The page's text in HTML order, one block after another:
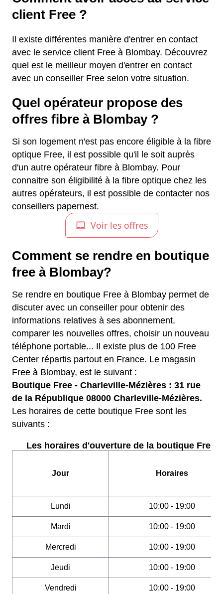
client Free ?
Il existe différentes manière d'entrer en contact
avec le service client Free à Blombay. Découvrez
quel est le meilleur moyen d'entrer en contact
avec un conseiller Free selon votre situation.
Quel opérateur propose des
offres fibre à Blombay ?
Si son logement n'est pas encore éligible à la fibre
optique Free, il est possible qu'il le soit auprès
d'un autre opérateur fibre à Blombay. Pour
connaitre son éligibilité à la fibre optique chez les
autres opérateurs, il est possible de contacter nos
conseillers papernest.
Comment se rendre en boutique
free à Blombay?
Se rendre en boutique Free à Blombay permet de
discuter avec un conseiller pour obtenir des
informations relatives à ses abonnement,
comparer les nouvelles offres, choisir un nouveau
téléphone portable... Il existe plus de 100 Free
Center répartis partout en France. Le magasin
Free à Blombay, est le suivant :
Boutique Free - Charleville-Mézières : 31 rue
de la République 08000 Charleville-Mézières.
Les horaires de cette boutique Free sont les
suivants :
Les horaires d'ouverture de la boutique Free :
Jour Horaires
Lundi 10:00 - 19:00
Mardi 10:00 - 19:00
Mercredi 10:00 - 19:00
Jeudi 10:00 - 19:00
Vendredi 10:00 - 19:00